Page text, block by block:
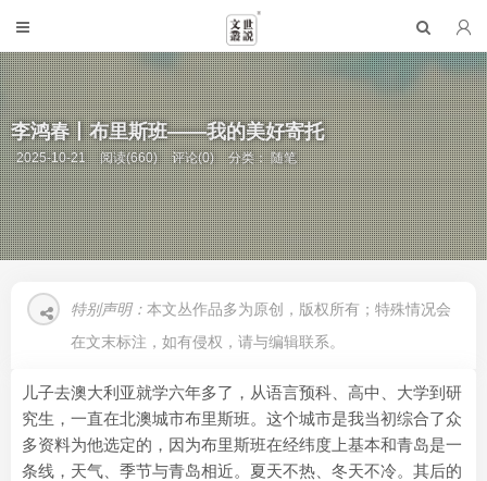
李鸿春丨布里斯班——我的美好寄托
2025-10-21 阅读(660) 评论(0) 分类：随笔
特别声明： 本文丛作品多为原创，版权所有；特殊情况会
在文末标注，如有侵权，请与编辑联系。
儿子去澳大利亚就学六年多了，从语言预科、高中、大学到研
究生，一直在北澳城市布里斯班。这个城市是我当初综合了众
多资料为他选定的，因为布里斯班在经纬度上基本和青岛是一
条线，天气、季节与青岛相近。夏天不热、冬天不冷。其后的